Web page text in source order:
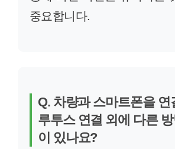
중요합니다.
Q. 차량과 스마트폰을 연
루투스 연결 외에 다른
이 있나요?